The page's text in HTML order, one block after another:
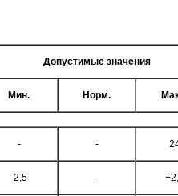
Допустимые значения
Мин. Норм.
- -
-2,5 -